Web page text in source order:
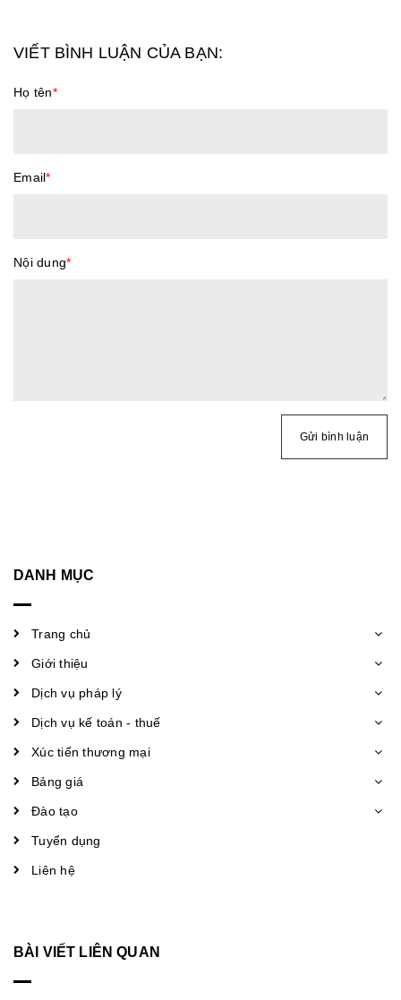
VIẾT BÌNH LUẬN CỦA BẠN:
Họ tên*
Email*
Nội dung*
Gửi bình luận
DANH MỤC
Trang chủ
Giới thiệu
Dịch vụ pháp lý
Dịch vụ kế toán - thuế
Xúc tiến thương mại
Bảng giá
Đào tạo
Tuyển dụng
Liên hệ
BÀI VIẾT LIÊN QUAN